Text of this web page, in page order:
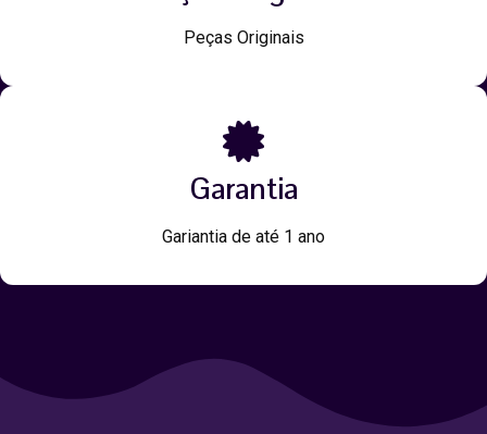
Peças Originais
Garantia
Gariantia de até 1 ano